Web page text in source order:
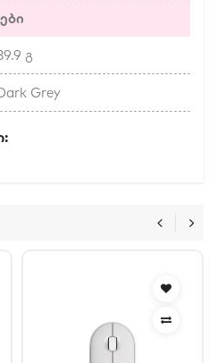
გ
Grey
Ლინკი: